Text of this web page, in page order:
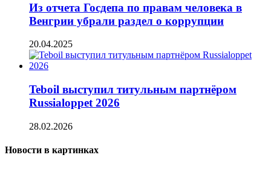
Из отчета Госдепа по правам человека в
Венгрии убрали раздел о коррупции
20.04.2025
Teboil выступил титульным партнёром
Russialoppet 2026
28.02.2026
Новости в картинках